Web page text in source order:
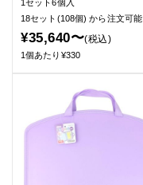
1セット6個入
18セット(108個)から注文可能
¥35,640〜(税込)
1個あたり¥330